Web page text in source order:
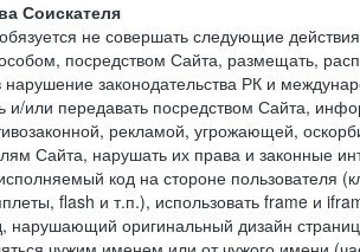
Соискателя
не совершать следующие
посредством Сайта, размещать,
законодательства РК и
или передавать посредством Сайта,
рекламой, угрожающей,
Сайта, нарушать их права и законные
код на стороне пользователя
flash и т.п.), использовать frame и
нарушающий оригинальный дизайн